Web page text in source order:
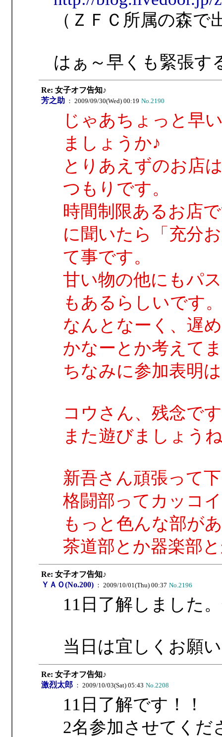
（ＺＦＣ所属の森で
はぁ～早くも緊張す
Re: 女子オフ告知♪
芳之助 ： 2009/09/30(Wed) 00:19 No.2190
じゃあちょっと早
ましょうか♪
とりあえずのお店
つもりです。
時間制限あるお店
に聞いたら「充分
て事です。
甘い物の他にもパ
もあるらしいです
なんとなーく、遅
かなーとか考えて
ちなみに参加表明
コウさん、残念で
また遊びましょう
新吾さん頑張って
格闘部ってカッコ
もっと色んな部が
茶道部とか器楽部
Re: 女子オフ告知♪
ＹＡＯ(No.200)： 2009/10/01(Thu) 00:37 No.2196
11日了解しました
当日は宜しくお願
Re: 女子オフ告知♪
激烈太郎： 2009/10/03(Sat) 05:43 No.2208
11日了解です！！
2名参加させてくだ